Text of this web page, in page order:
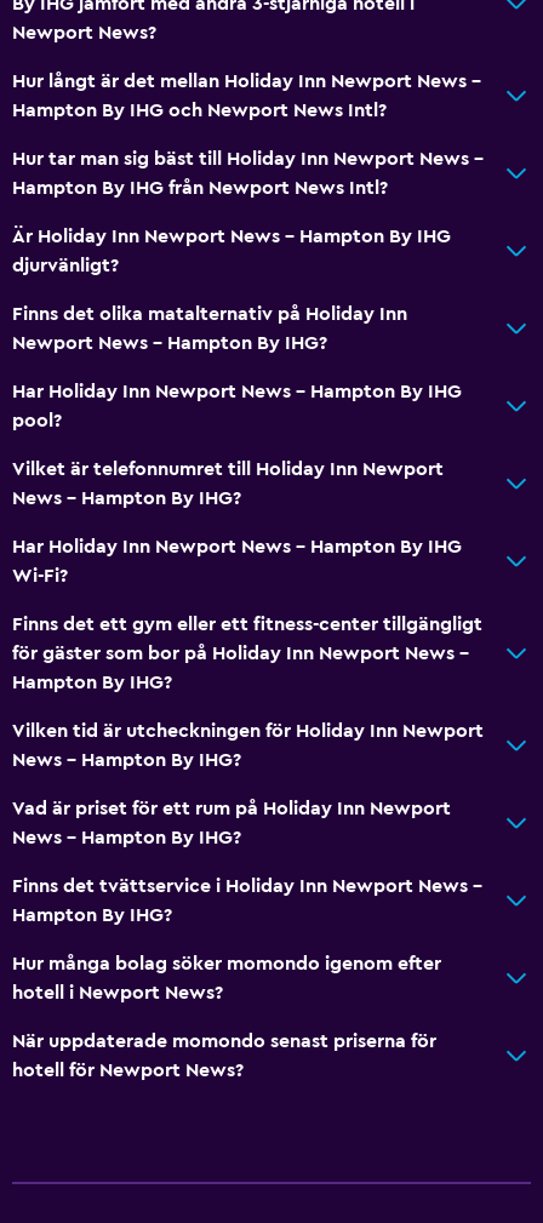
Newport News?
Hur långt är det mellan Holiday Inn Newport News -
Hampton By IHG och Newport News Intl?
Hur tar man sig bäst till Holiday Inn Newport News -
Hampton By IHG från Newport News Intl?
Är Holiday Inn Newport News - Hampton By IHG
djurvänligt?
Finns det olika matalternativ på Holiday Inn
Newport News - Hampton By IHG?
Har Holiday Inn Newport News - Hampton By IHG
pool?
Vilket är telefonnumret till Holiday Inn Newport
News - Hampton By IHG?
Har Holiday Inn Newport News - Hampton By IHG
Wi-Fi?
Finns det ett gym eller ett fitness-center tillgängligt
för gäster som bor på Holiday Inn Newport News -
Hampton By IHG?
Vilken tid är utcheckningen för Holiday Inn Newport
News - Hampton By IHG?
Vad är priset för ett rum på Holiday Inn Newport
News - Hampton By IHG?
Finns det tvättservice i Holiday Inn Newport News -
Hampton By IHG?
Hur många bolag söker momondo igenom efter
hotell i Newport News?
När uppdaterade momondo senast priserna för
hotell för Newport News?